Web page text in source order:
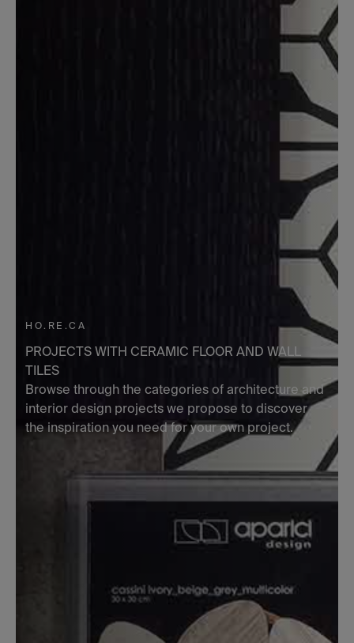
HO.RE.CA
PROJECTS WITH CERAMIC FLOOR AND WALL
TILES
Browse through the categories of architecture and
interior design projects we propose to discover
the inspiration you need for your own project.